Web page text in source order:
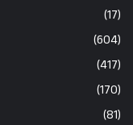
(17)
(604)
(417)
(170)
(81)